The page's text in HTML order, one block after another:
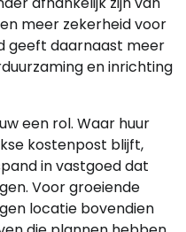
meer zekerheid voor
geeft daarnaast meer
en inrichting
een rol. Waar huur
kostenpost blijft,
in vastgoed dat
Voor groeiende
locatie bovendien